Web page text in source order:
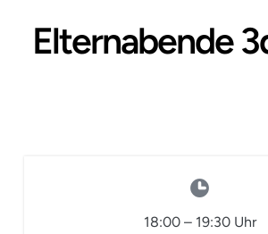
Elternabende
18:00– 19:30Uhr